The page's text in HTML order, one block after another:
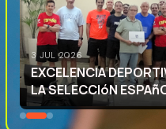
3 JUL 2026
EXCELENCIA
LA SELECCIóN